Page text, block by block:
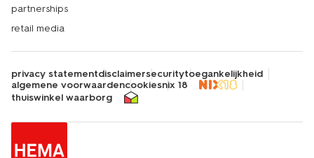
partnerships
retail media
privacy statementdisclaimersecuritytoegankelijkheid
algemene voorwaardencookiesnix 18
thuiswinkel waarborg